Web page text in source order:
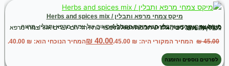
מיקס צמחי מרפא ותבלין / Herbs and spices mix
מיקס צמחי מרפא ותבלין הוא מיקס המכיל 4 סוגים של צמחי מרפא ותבלין- מרווה משולשת, אזוב מצוי, צתרה ורודה וזוטא לבנה.
לכל אחד מהמינים האלו יש תכונות רפואיות מצויינות ויחד הם יוצרים אזור צמחי מרפא ותבלין מושלם.
₪45.00 המחיר המקורי היה: ₪ 45.00. ₪ 40.00 המחיר הנוכחי הוא: ₪ 40.00.
לפרטים נוספים והזמנה